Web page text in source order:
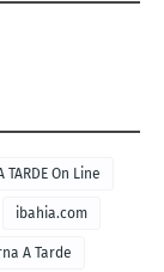
On Line
ibahia.com
A Tarde